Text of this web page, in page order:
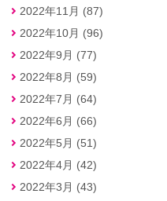
2022年11月 (87)
2022年10月 (96)
2022年9月 (77)
2022年8月 (59)
2022年7月 (64)
2022年6月 (66)
2022年5月 (51)
2022年4月 (42)
2022年3月 (43)